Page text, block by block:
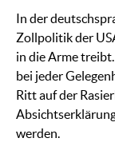
In der
Zollpolitik der
in die Arme
bei jeder
Ritt auf der
werden.